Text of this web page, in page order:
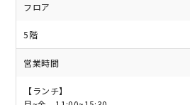
フロア
5階
営業時間
【ランチ】